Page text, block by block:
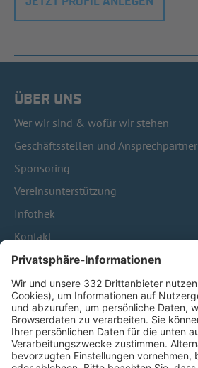
ÜBER UNS
Wer wir sind & wofür wir stehen
Geschäftsstellen und Ansprechpartner
Sponsoring
Vereinsunterstützung
Infothek
Kontakt
HÄUFIG BESUCHTE SEITEN
Pässe und Vereinswechsel
Trainerausbildung
Schulungsangebot Vereinsmitarbeiter